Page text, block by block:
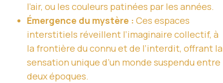
l’air, ou les couleurs patinées par les années.
Émergence du mystère : Ces espaces
interstitiels réveillent l’imaginaire collectif, à
la frontière du connu et de l’interdit, offrant la
sensation unique d’un monde suspendu entre
deux époques.